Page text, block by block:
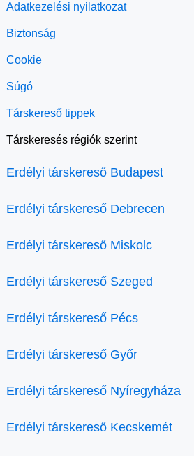
Adatkezelési nyilatkozat
Biztonság
Cookie
Súgó
Társkereső tippek
Társkeresés régiók szerint
Erdélyi társkereső Budapest
Erdélyi társkereső Debrecen
Erdélyi társkereső Miskolc
Erdélyi társkereső Szeged
Erdélyi társkereső Pécs
Erdélyi társkereső Győr
Erdélyi társkereső Nyíregyháza
Erdélyi társkereső Kecskemét